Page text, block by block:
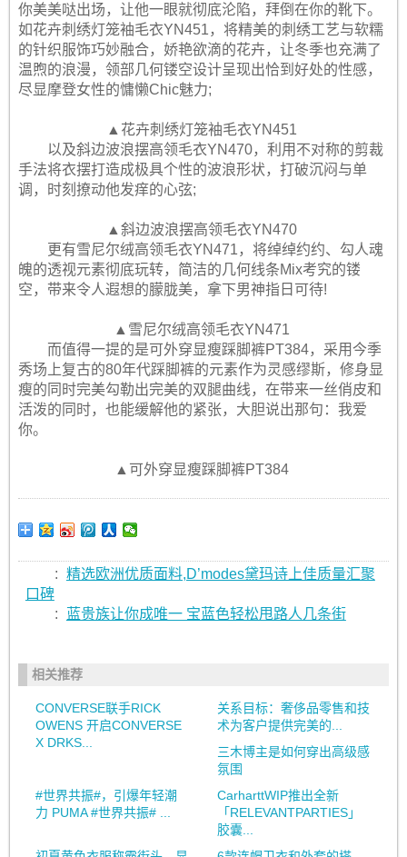
你美美哒出场，让他一眼就彻底沦陷，拜倒在你的靴下。
如花卉刺绣灯笼袖毛衣YN451，将精美的刺绣工艺与软糯
的针织服饰巧妙融合，娇艳欲滴的花卉，让冬季也充满了
温煦的浪漫，领部几何镂空设计呈现出恰到好处的性感，
尽显摩登女性的慵懒Chic魅力;
▲花卉刺绣灯笼袖毛衣YN451
以及斜边波浪摆高领毛衣YN470，利用不对称的剪裁
手法将衣摆打造成极具个性的波浪形状，打破沉闷与单
调，时刻撩动他发痒的心弦;
▲斜边波浪摆高领毛衣YN470
更有雪尼尔绒高领毛衣YN471，将绰绰约约、勾人魂
魄的透视元素彻底玩转，简洁的几何线条Mix考究的镂
空，带来令人遐想的朦胧美，拿下男神指日可待!
▲雪尼尔绒高领毛衣YN471
而值得一提的是可外穿显瘦踩脚裤PT384，采用今季
秀场上复古的80年代踩脚裤的元素作为灵感缪斯，修身显
瘦的同时完美勾勒出完美的双腿曲线，在带来一丝俏皮和
活泼的同时，也能缓解他的紧张，大胆说出那句：我爱
你。
▲可外穿显瘦踩脚裤PT384
: 精选欧洲优质面料,D’modes黛玛诗上佳质量汇聚
口碑
:
蓝贵族让你成唯一 宝蓝色轻松甩路人几条街
相关推荐
CONVERSE联手RICK
OWENS 开启CONVERSE
X DRKS...
关系目标：奢侈品零售和技
术为客户提供完美的...
三木博主是如何穿出高级感
氛围
#世界共振#，引爆年轻潮
力 PUMA #世界共振# ...
CarharttWIP推出全新
「RELEVANTPARTIES」
胶囊...